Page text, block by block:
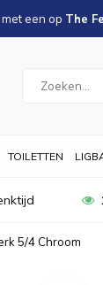
een op The
TOILETTEN
5/4 Chroom